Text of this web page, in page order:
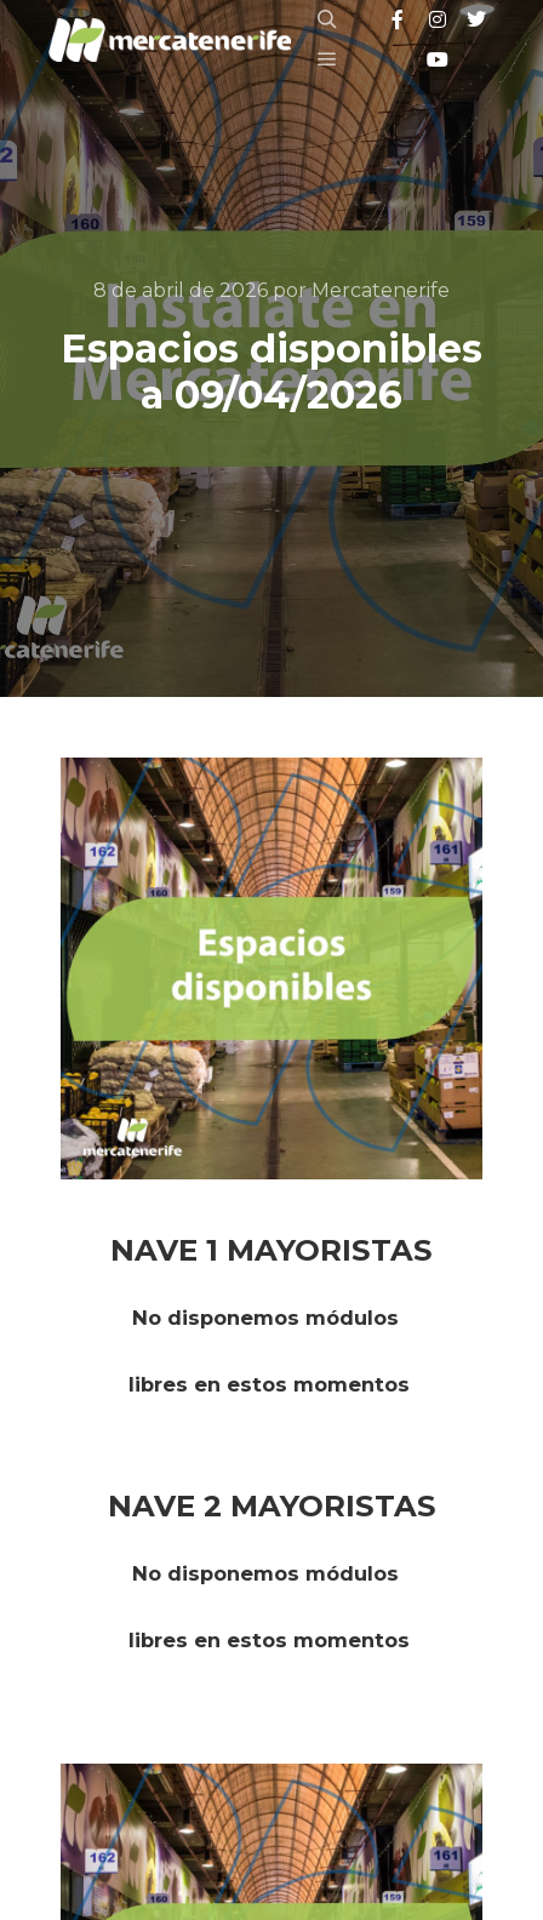
8 de abril de 2026porMercatenerife
Espacios disponibles
a 09/04/2026
NAVE 1 MAYORISTAS
No disponemos módulos
libres en estos momentos
NAVE 2 MAYORISTAS
No disponemos módulos
libres en estos momentos